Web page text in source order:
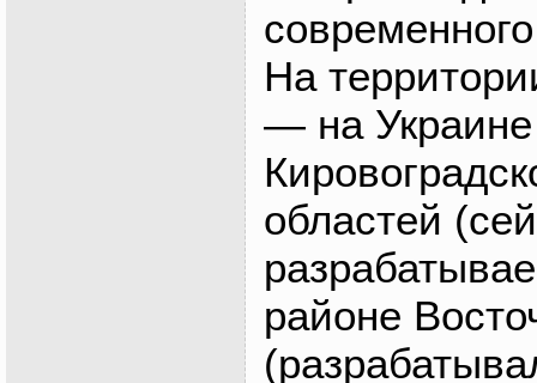
На
— на Украине
областей
районе